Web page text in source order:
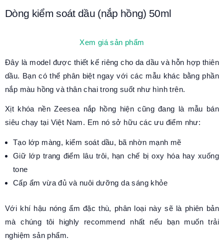
Dòng kiểm soát dầu (nắp hồng) 50ml
Xem giá sản phẩm
Đây là model được thiết kế riêng cho da dầu và hỗn hợp thiên
dầu. Bạn có thể phân biệt ngay với các mẫu khác bằng phần
nắp màu hồng và thân chai trong suốt như hình trên.
Xịt khóa nền Zeesea nắp hồng hiện cũng đang là mẫu bán
siêu chạy tại Việt Nam. Em nó sở hữu các ưu điểm như:
Tạo lớp màng, kiểm soát dầu, bã nhờn mạnh mẽ
Giữ lớp trang điểm lâu trôi, hạn chế bị oxy hóa hay xuống
tone
Cấp ẩm vừa đủ và nuôi dưỡng da sáng khỏe
Với khí hậu nóng ẩm đặc thù, phân loại này sẽ là phiên bản
mà chúng tôi highly recommend nhất nếu bạn muốn trải
nghiệm sản phẩm.